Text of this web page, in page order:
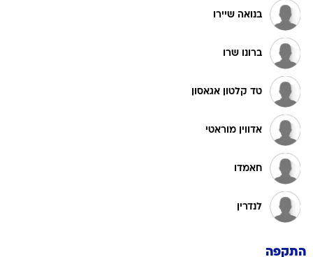
בנואה שיירו
ברונו שרו
טד קלטון אגאסון
אדווין מוראטי
חאמדו
לנדרין
התקפה